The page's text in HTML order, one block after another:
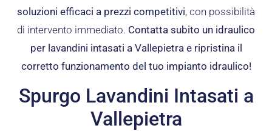
soluzioni efficaci a prezzi competitivi, con possibilità
di intervento immediato. Contatta subito un idraulico
per lavandini intasati a Vallepietra e ripristina il
corretto funzionamento del tuo impianto idraulico!
Spurgo Lavandini Intasati a
Vallepietra